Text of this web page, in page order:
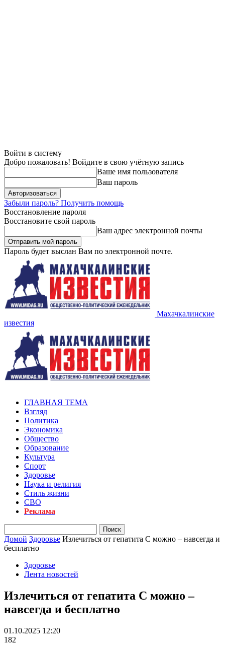
Войти в систему
Добро пожаловать! Войдите в свою учётную запись
Ваше имя пользователя
Ваш пароль
Забыли пароль? Получить помощь
Восстановление пароля
Восстановите свой пароль
Ваш адрес электронной почты
Пароль будет выслан Вам по электронной почте.
Махачкалинские
известия
ГЛАВНАЯ ТЕМА
Взгляд
Политика
Экономика
Общество
Образование
Культура
Спорт
Здоровье
Наука и религия
Стиль жизни
СВО
Реклама
Домой Здоровье Излечиться от гепатита С можно – навсегда и
бесплатно
Здоровье
Лента новостей
Излечиться от гепатита С можно –
навсегда и бесплатно
01.10.2025 12:20
182